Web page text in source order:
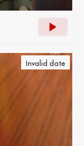
Invalid date